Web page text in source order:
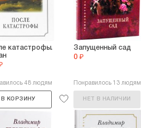
катастрофы.
48 людям
В КОРЗИНУ
Запущенный сад
0 ₽
Понравилось 13 людям
НЕТ В НАЛИЧИИ